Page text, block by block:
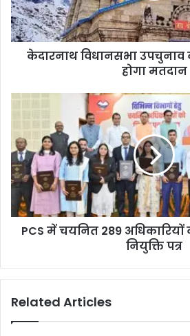
केदारनाथ विधानसभा उपचुनाव
होगा मतदान
PCS में चयनित 289 अधिकारियों
नियुक्ति पत्र
Related Articles